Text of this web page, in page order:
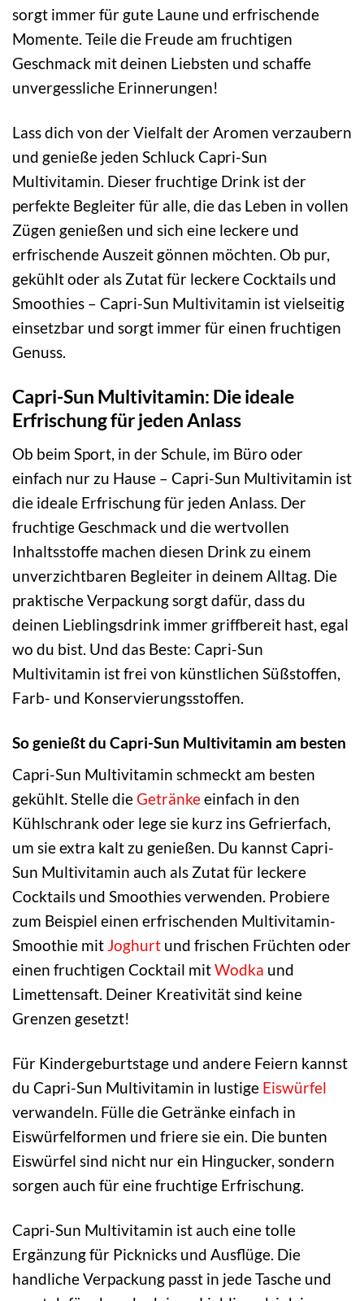
sorgt immer für gute Laune und erfrischende
Momente. Teile die Freude am fruchtigen
Geschmack mit deinen Liebsten und schaffe
unvergessliche Erinnerungen!
Lass dich von der Vielfalt der Aromen verzaubern
und genieße jeden Schluck Capri-Sun
Multivitamin. Dieser fruchtige Drink ist der
perfekte Begleiter für alle, die das Leben in vollen
Zügen genießen und sich eine leckere und
erfrischende Auszeit gönnen möchten. Ob pur,
gekühlt oder als Zutat für leckere Cocktails und
Smoothies – Capri-Sun Multivitamin ist vielseitig
einsetzbar und sorgt immer für einen fruchtigen
Genuss.
Capri-Sun Multivitamin: Die ideale
Erfrischung für jeden Anlass
Ob beim Sport, in der Schule, im Büro oder
einfach nur zu Hause – Capri-Sun Multivitamin ist
die ideale Erfrischung für jeden Anlass. Der
fruchtige Geschmack und die wertvollen
Inhaltsstoffe machen diesen Drink zu einem
unverzichtbaren Begleiter in deinem Alltag. Die
praktische Verpackung sorgt dafür, dass du
deinen Lieblingsdrink immer griffbereit hast, egal
wo du bist. Und das Beste: Capri-Sun
Multivitamin ist frei von künstlichen Süßstoffen,
Farb- und Konservierungsstoffen.
So genießt du Capri-Sun Multivitamin am besten
Capri-Sun Multivitamin schmeckt am besten
gekühlt. Stelle dieGetränkeeinfach in den
Kühlschrank oder lege sie kurz ins Gefrierfach,
um sie extra kalt zu genießen. Du kannst Capri-
Sun Multivitamin auch als Zutat für leckere
Cocktails und Smoothies verwenden. Probiere
zum Beispiel einen erfrischenden Multivitamin-
Smoothie mit Joghurt und frischen Früchten oder
einen fruchtigen Cocktail mitWodka und
Limettensaft. Deiner Kreativität sind keine
Grenzen gesetzt!
Für Kindergeburtstage und andere Feiern kannst
du Capri-Sun Multivitamin in lustige Eiswürfel
verwandeln. Fülle die Getränke einfach in
Eiswürfelformen und friere sie ein. Die bunten
Eiswürfel sind nicht nur ein Hingucker, sondern
sorgen auch für eine fruchtige Erfrischung.
Capri-Sun Multivitamin ist auch eine tolle
Ergänzung für Picknicks und Ausflüge. Die
handliche Verpackung passt in jede Tasche und